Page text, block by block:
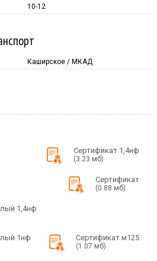
10-12
Каширское / МКАД
Сертификат 1,4нф
(3.23 мб)
Сертификат
(0.88 мб)
1,4нф
1нф Сертификат м125
(1.07 мб)